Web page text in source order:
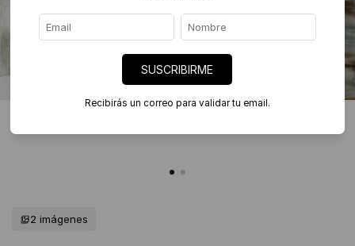
2 imágenes
SUSCRIBIRME
Recibirás un correo para validar tu email.